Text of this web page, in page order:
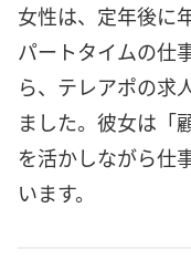
女性は、定年後に
パートタイムの仕
ら、テレアポの求
ました。彼女は「
を活かしながら仕
います。